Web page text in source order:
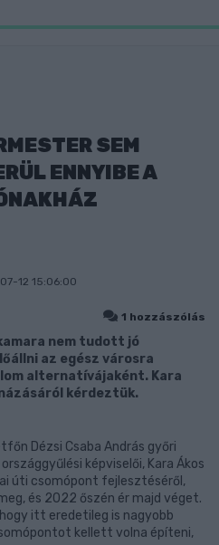
SEM
ENNYIBE A
12 15:06:00
1 hozzászólás
nem tudott jó
az egész városra
alternatívájaként. Kara
kérdeztük.
Dézsi Csaba András győri
képviselői, Kara Ákos
úti csomópont fejlesztéséről,
és 2022 őszén ér majd véget.
itt eredetileg is nagyobb
kellett volna építeni,